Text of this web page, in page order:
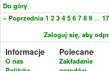
Do góry
« Poprzednia 1 2 3 4 5 6 7 8 9 ... 17
Zaloguj się, aby
Informacje
O nas
Polecane
Zakładanie